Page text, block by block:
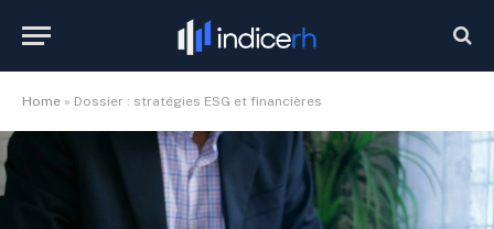
Home » Dossier : stratégies ESG et financières